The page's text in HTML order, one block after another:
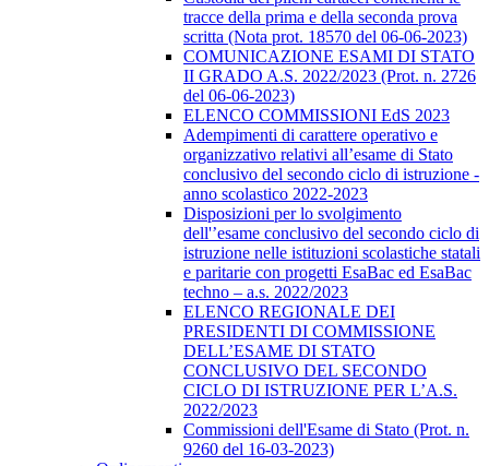
tracce della prima e della seconda prova
scritta (Nota prot. 18570 del 06-06-2023)
COMUNICAZIONE ESAMI DI STATO
II GRADO A.S. 2022/2023 (Prot. n. 2726
del 06-06-2023)
ELENCO COMMISSIONI EdS 2023
Adempimenti di carattere operativo e
organizzativo relativi all’esame di Stato
conclusivo del secondo ciclo di istruzione -
anno scolastico 2022-2023
Disposizioni per lo svolgimento
dell'’esame conclusivo del secondo ciclo di
istruzione nelle istituzioni scolastiche statali
e paritarie con progetti EsaBac ed EsaBac
techno – a.s. 2022/2023
ELENCO REGIONALE DEI
PRESIDENTI DI COMMISSIONE
DELL’ESAME DI STATO
CONCLUSIVO DEL SECONDO
CICLO DI ISTRUZIONE PER L’A.S.
2022/2023
Commissioni dell'Esame di Stato (Prot. n.
9260 del 16-03-2023)